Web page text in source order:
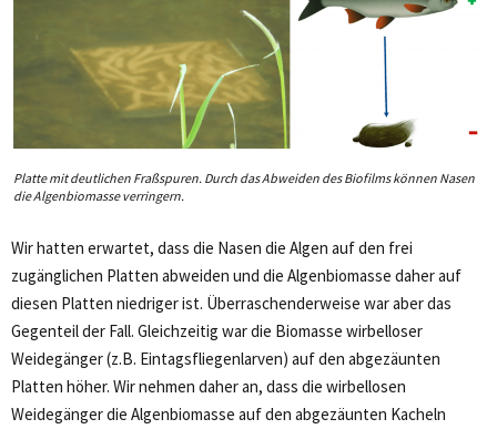
Platte mit deutlichen Fraßspuren. Durch das Abweiden des Biofilms können Nasen
die Algenbiomasse verringern.
Wir hatten erwartet, dass die Nasen die Algen auf den frei
zugänglichen Platten abweiden und die Algenbiomasse daher auf
diesen Platten niedriger ist. Überraschenderweise war aber das
Gegenteil der Fall. Gleichzeitig war die Biomasse wirbelloser
Weidegänger (z.B. Eintagsfliegenlarven) auf den abgezäunten
Platten höher. Wir nehmen daher an, dass die wirbellosen
Weidegänger die Algenbiomasse auf den abgezäunten Kacheln